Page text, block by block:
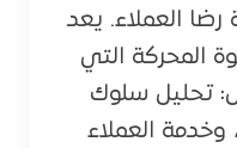
رضا العملاء. يعد
المحركة التي
تحليل سلوك
وخدمة العملاء